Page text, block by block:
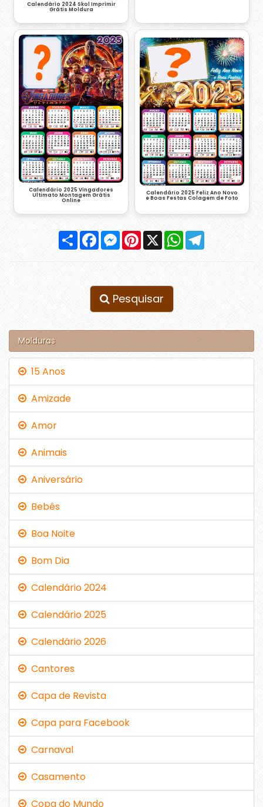
Calendário 2024 Skol Imprimir
Grátis Moldura
Calendário 2025 Vingadores
Ultimato Montagem Grátis
Online
Calendário 2025 Feliz Ano Novo
e Boas Festas Colagem de Foto
Compartilhar
FacebookMessenger
Pinterest
X WhatsApp
Pesquisar
Molduras
15 Anos
Amizade
Amor
Animais
Aniversário
Bebês
Boa Noite
Bom Dia
Calendário 2024
Calendário 2025
Calendário 2026
Cantores
Capa de Revista
Capa para Facebook
Carnaval
Casamento
Copa do Mundo